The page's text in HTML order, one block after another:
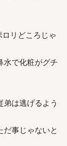
リどころじゃ
水で化粧がグチ
は逃げるよう
事じゃないと